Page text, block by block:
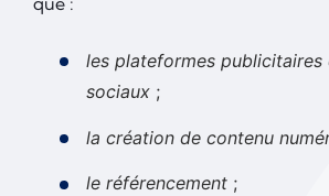
les plateformes publicitaires
sociaux ;
la création de contenu
le référencement ;